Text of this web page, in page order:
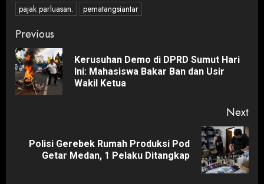
pajak parluasan.
pematangsiantar
Post
navigation
Previous
Kerusuhan Demo di DPRD Sumut Hari
Ini: Mahasiswa Bakar Ban dan Usir
Wakil Ketua
Next
Next
Polisi Gerebek Rumah Produksi Pod
Getar Medan, 1 Pelaku Ditangkap